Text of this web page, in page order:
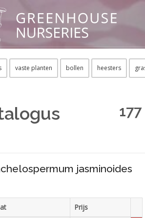
vaste planten bollen heesters
jasminoides
Prijs